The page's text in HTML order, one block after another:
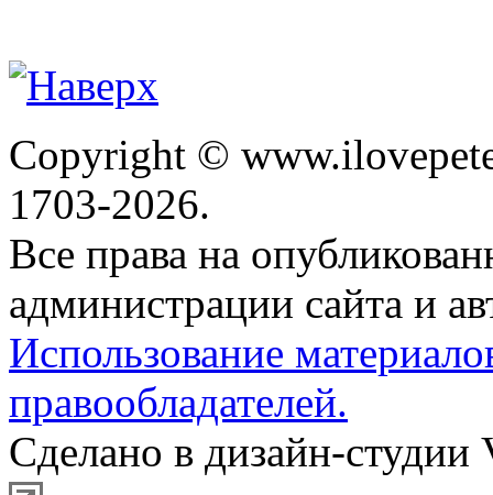
Copyright ©
1703-2026.
Все права на
администрации сайта и
Использование
правообладателей.
Сделано в дизайн-студии